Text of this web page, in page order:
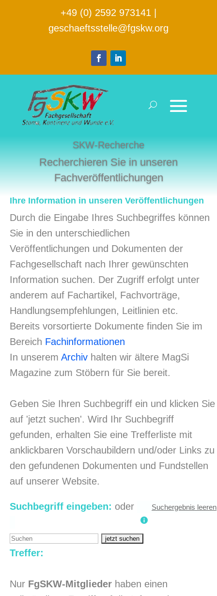
+49 (0) 2592 973141
geschaeftsstelle@fgskw.org
SKW-Recherche
Recherchieren Sie in unseren
Fachveröffentlichungen
Ihre Information in unseren Veröffentlichungen
Durch die Eingabe Ihres Suchbegriffes können
Sie in den unterschiedlichen
Veröffentlichungen und Dokumenten der
Fachgesellschaft nach Ihrer gewünschten
Information suchen. Der Zugriff erfolgt unter
anderem auf Fachartikel, Fachvorträge,
Handlungsempfehlungen, Leitlinien etc.
Bereits vorsortierte Dokumente finden Sie im
Bereich Fachinformationen
In unserem Archiv halten wir ältere MagSi
Magazine zum Stöbern für Sie bereit.
Geben Sie Ihren Suchbegriff ein und klicken Sie
auf 'jetzt suchen'. Wird Ihr Suchbegriff
gefunden, erhalten Sie eine Trefferliste mit
anklickbaren Vorschaubildern und/oder Links zu
den gefundenen Dokumenten und Fundstellen
auf unserer Website.
Suchbegriff eingeben: oder Suchergebnis leeren
Search
for:
Treffer:
Nur FgSKW-Mitglieder haben einen